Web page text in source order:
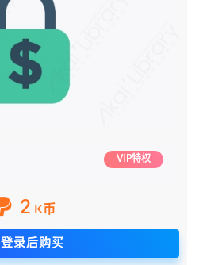
VIP特权
2 K币
登录后购买